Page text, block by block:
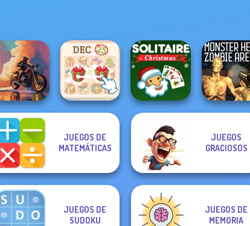
3D Moto
Simulator 2
KrisMas Mahjong
2
Solitaire Classic
Christmas
Monster Hell:
Zombie Arena
JUEGOS DE
MATEMÁTICAS
JUEGOS
GRACIOSOS
JUEGOS DE
SUDOKU
JUEGOS DE
MEMORIA